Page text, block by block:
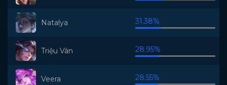
Natalya 31.38%
Triệu Vân 28.95%
Veera 28.55%